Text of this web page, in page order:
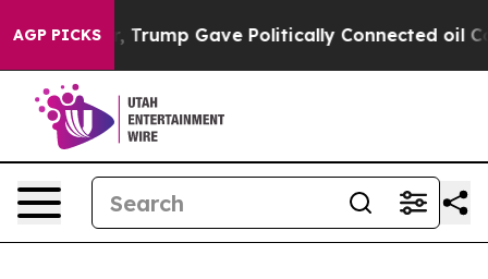
AGP PICKS
Higher, Trump Gave Politically Connected oil